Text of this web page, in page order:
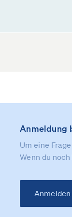
Anmeldung
Um eine
Wenn du
Anmelden